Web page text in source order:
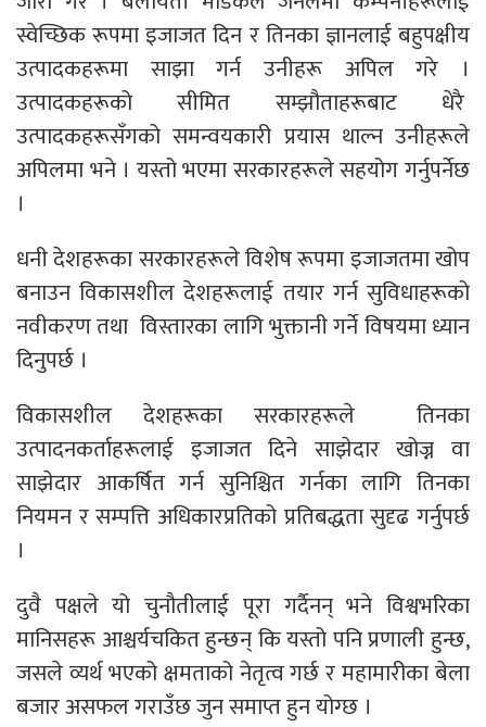
स्वेच्छिक रूपमा इजाजत दिन र तिनका ज्ञानलाई बहुपक्षीय
उत्पादकहरूमा साझा गर्न उनीहरू अपिल गरे ।
उत्पादकहरूको सीमित सम्झौताहरूबाट धेरै
उत्पादकहरूसँगको समन्वयकारी प्रयास थाल्न उनीहरूले
अपिलमा भने । यस्तो भएमा सरकारहरूले सहयोग गर्नुपर्नेछ
।
धनी देशहरूका सरकारहरूले विशेष रूपमा इजाजतमा खोप
बनाउन विकासशील देशहरूलाई तयार गर्न सुविधाहरूको
नवीकरण तथा विस्तारका लागि भुक्तानी गर्ने विषयमा ध्यान
दिनुपर्छ ।
विकासशील देशहरूका सरकारहरूले तिनका
उत्पादनकर्ताहरूलाई इजाजत दिने साझेदार खोज्न वा
साझेदार आकर्षित गर्न सुनिश्चित गर्नका लागि तिनका
नियमन र सम्पत्ति अधिकारप्रतिको प्रतिबद्धता सुदृढ गर्नुपर्छ
।
दुवै पक्षले यो चुनौतीलाई पूरा गर्दैनन् भने विश्वभरिका
मानिसहरू आश्चर्यचकित हुन्छन् कि यस्तो पनि प्रणाली हुन्छ,
जसले व्यर्थ भएको क्षमताको नेतृत्व गर्छ र महामारीका बेला
बजार असफल गराउँछ जुन समाप्त हुन योग्छ ।